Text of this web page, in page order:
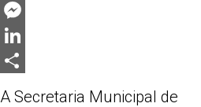
Twitter
Messenger
LinkedIn
Share
A Secretaria Municipal de